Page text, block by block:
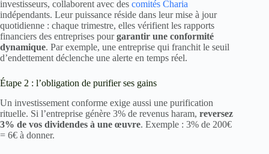
investisseurs, collaborent avec des comités Charia
indépendants. Leur puissance réside dans leur mise à jour
quotidienne : chaque trimestre, elles vérifient les rapports
financiers des entreprises pourgarantir une conformité
dynamique. Par exemple, une entreprise qui franchit le seuil
d’endettement déclenche une alerte en temps réel.
Étape 2 : l’obligation de purifier ses gains
Un investissement conforme exige aussi une purification
rituelle. Si l’entreprise génère 3% de revenus haram, reversez
3% de vos dividendes à une œuvre. Exemple : 3% de 200€
= 6€ à donner.